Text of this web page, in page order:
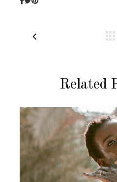
Related